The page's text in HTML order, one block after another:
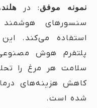
نمونه موفق: در هلند
سنسورهای
استفاده می‌کند.
پلتفرم هوش
سلامت هر مرغ را
کاهش هزینه‌های
شده است.